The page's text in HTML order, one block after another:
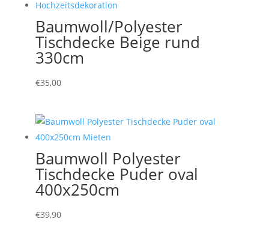
Baumwoll/Polyester
Tischdecke Beige rund
330cm
€35,00
Baumwoll Polyester
Tischdecke Puder oval
400x250cm
€39,90